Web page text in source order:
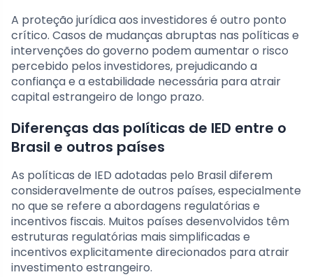
A proteção jurídica aos investidores é outro ponto
crítico. Casos de mudanças abruptas nas políticas e
intervenções do governo podem aumentar o risco
percebido pelos investidores, prejudicando a
confiança e a estabilidade necessária para atrair
capital estrangeiro de longo prazo.
Diferenças das políticas de IED entre o
Brasil e outros países
As políticas de IED adotadas pelo Brasil diferem
consideravelmente de outros países, especialmente
no que se refere a abordagens regulatórias e
incentivos fiscais. Muitos países desenvolvidos têm
estruturas regulatórias mais simplificadas e
incentivos explicitamente direcionados para atrair
investimento estrangeiro.